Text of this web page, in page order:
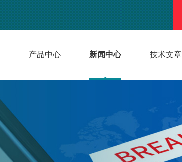
产品中心 新闻中心 技术文章